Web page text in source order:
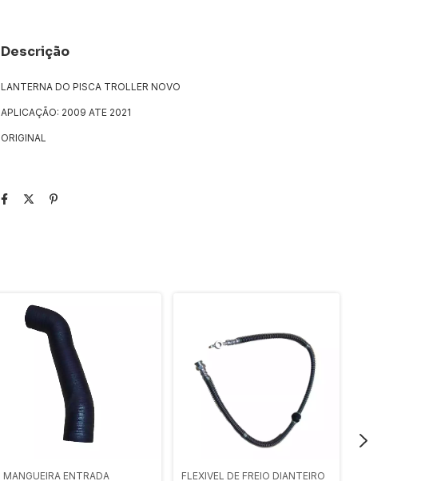
Descrição
LANTERNA DO PISCA TROLLER NOVO
APLICAÇÃO: 2009 ATE 2021
ORIGINAL
MANGUEIRA ENTRADA
FLEXIVEL DE FREIO DIANTEIRO
R$380,00